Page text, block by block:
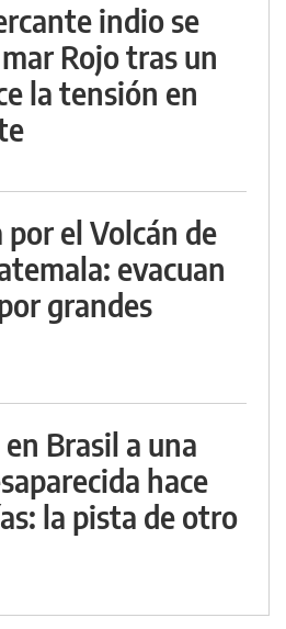
indio se
Rojo tras un
la tensión en
por el Volcán de
evacuan
grandes
Brasil a una
hace
la pista de otro